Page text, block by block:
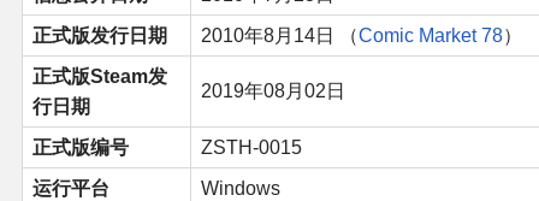
正式版发行日期
2010年8月14日 （Comic Market 78）
正式版Steam发
行日期
2019年08月02日
正式版编号
ZSTH-0015
运行平台
Windows
THB策划
THB衍生
THB媒体